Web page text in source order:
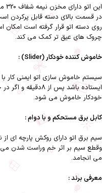
در قسمت بالای دسته قابل
روی دسته اتو قرار گرفته است امکان
چروک های عیق تر کمک می کند.
خاموش کننده خودکار (Slider) :
سیستم خاموش سازی اتو ایمنی کار
خودکار خاموش می شود.
کابل برق مستحکم و با دوام :
سیم برق اتو دارای روکش پارچه
وقطع سیم بر اثر خم وراست شدن می
می انجامد.
معرفی برند :